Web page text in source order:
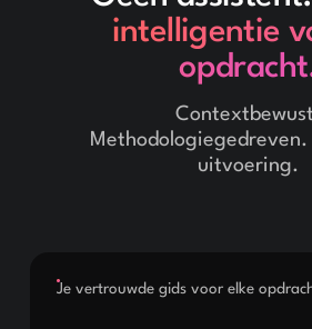
intelligentie
uitvoering.
Je vertrouwde gids voor elke